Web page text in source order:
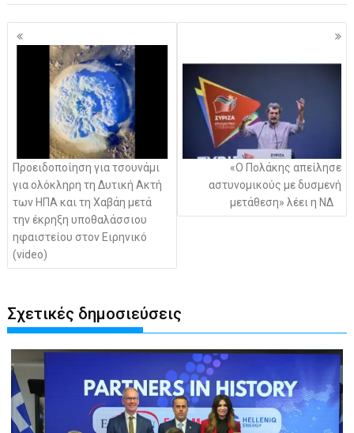
Πλοήγηση
άρθρων
Προειδοποίηση για τσουνάμι
για ολόκληρη τη Δυτική Ακτή
των ΗΠΑ και τη Χαβάη μετά
την έκρηξη υποθαλάσσιου
ηφαιστείου στον Ειρηνικό
(video)
«Ο Πολάκης απείλησε
αστυνομικούς με δυσμενή
μετάθεση» λέει η ΝΔ
Σχετικές δημοσιεύσεις